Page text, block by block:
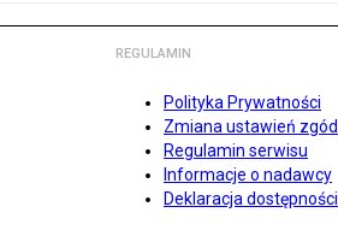
REGULAMIN
Polityka Prywatności
Zmiana ustawień zgód
Regulamin serwisu
Informacje o nadawcy
Deklaracja dostępności